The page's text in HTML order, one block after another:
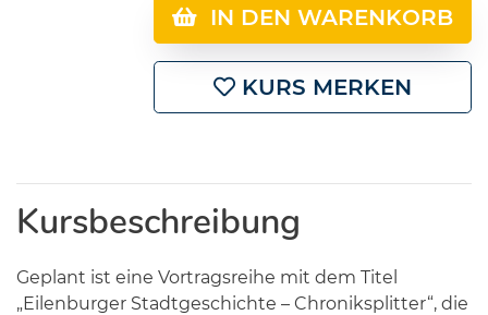
IN DEN WARENKORB
KURS MERKEN
Kursbeschreibung
Geplant ist eine Vortragsreihe mit dem Titel
„Eilenburger Stadtgeschichte – Chroniksplitter“, die